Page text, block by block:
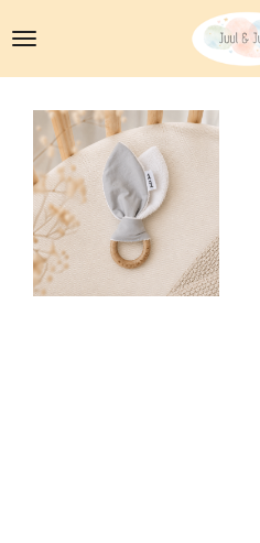
direct
naar
hoofdinhoud